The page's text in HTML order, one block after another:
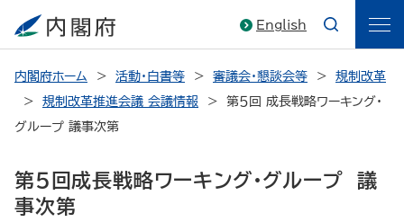
English
内閣府ホーム 活動・白書等 審議会・懇談会等
規制改革
規制改革推進会議 会議情報
第５回 成長戦略ワーキング・
グループ 議事次第
第５回成長戦略ワーキング・グループ 議
事次第